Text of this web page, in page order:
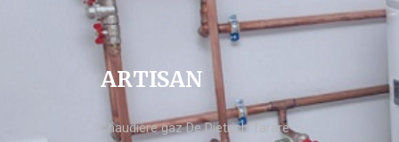
ARTISAN
chaudière gaz De Dietrich Tarare